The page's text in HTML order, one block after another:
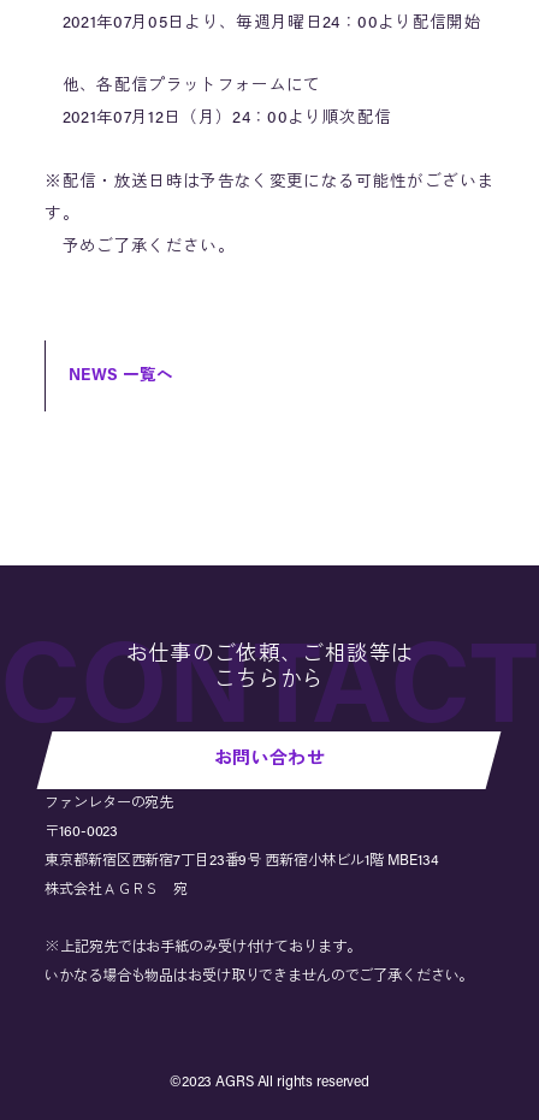
2021年07月05日より、毎週月曜日24：00より配信開始
他、各配信プラットフォームにて
2021年07月12日（月）24：00より順次配信
※配信・放送日時は予告なく変更になる可能性がございま
す。
予めご了承ください。
NEWS 一覧へ
お仕事のご依頼、ご相談等は
こちらから
お問い合わせ
ファンレターの宛先
〒160-0023
東京都新宿区西新宿7丁目23番9号 西新宿小林ビル1階 MBE134
株式会社ＡＧＲＳ 宛
※上記宛先ではお手紙のみ受け付けております。
いかなる場合も物品はお受け取りできませんのでご了承ください。
©︎2023 AGRS All rights reserved